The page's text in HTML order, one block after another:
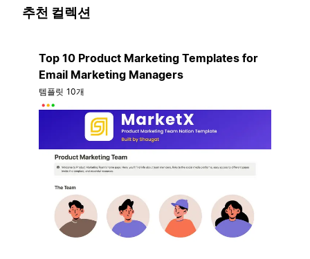
추천 컬렉션
Top 10 Product Marketing Templates for
Email Marketing Managers
템플릿 10개